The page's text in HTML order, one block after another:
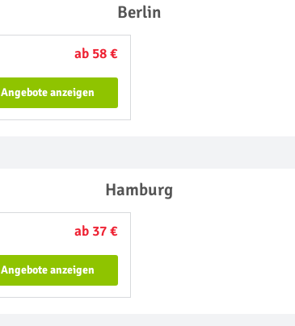
Berlin
ab 58 €
Angebote anzeigen
Hamburg
ab 37 €
Angebote anzeigen